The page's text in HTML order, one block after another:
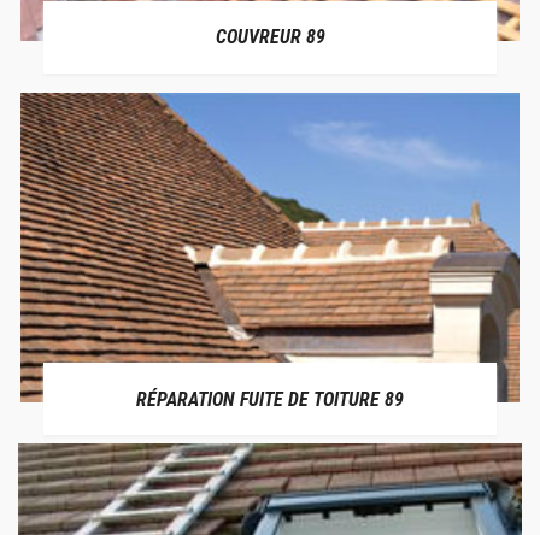
COUVREUR 89
RÉPARATION FUITE DE TOITURE 89